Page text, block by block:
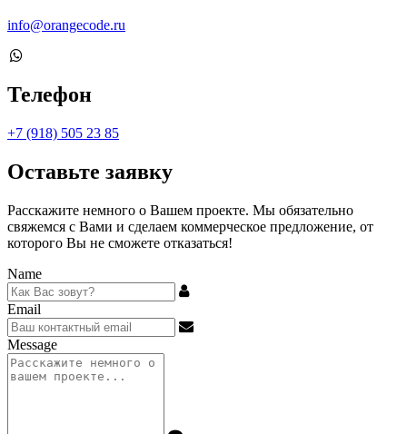
info@orangecode.ru
Телефон
+7 (918) 505 23 85
Оставьте заявку
Расскажите немного о Вашем проекте. Мы обязательно
свяжемся с Вами и сделаем коммерческое предложение, от
которого Вы не сможете отказаться!
Name
Email
Message